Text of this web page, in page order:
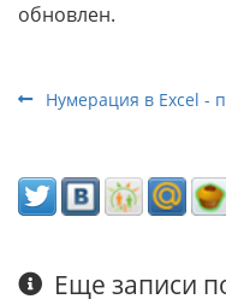
обновлен.
Нумерация в Excel -
Еще записи